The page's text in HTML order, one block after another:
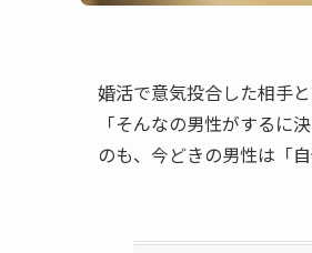
婚活で意気投合した相手
「そんなの男性がするに
のも、今どきの男性は「